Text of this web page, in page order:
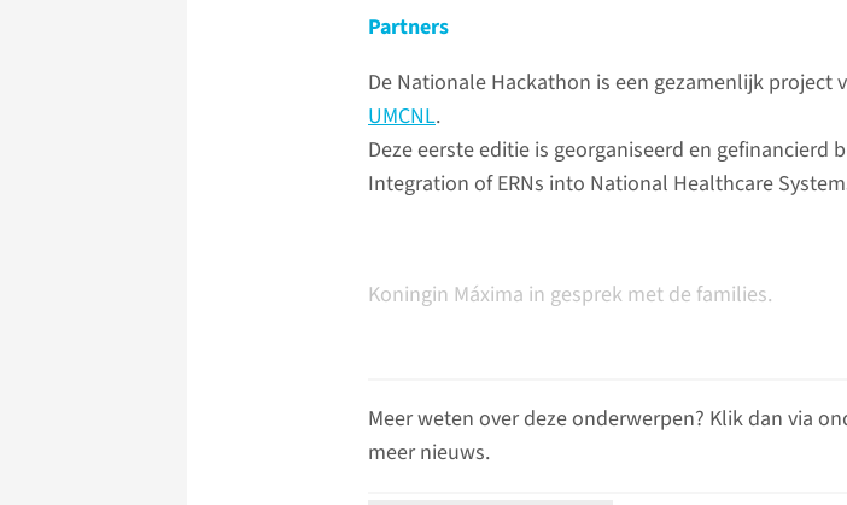
Partners
De Nationale Hackathon is een gezamenlijk project
UMCNL.
Deze eerste editie is georganiseerd en gefinancierd
Integration of ERNs into National Healthcare
Koningin Máxima in gesprek met de families.
Meer weten over deze onderwerpen? Klik dan via
meer nieuws.